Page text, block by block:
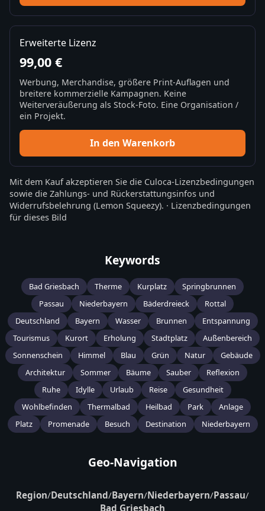
Erweiterte Lizenz
99,00 €
Werbung, Merchandise, größere Print-Auflagen und
breitere kommerzielle Kampagnen. Keine
Weiterveräußerung als Stock-Foto. Eine Organisation /
ein Projekt.
In den Warenkorb
Mit dem Kauf akzeptieren Sie die Culoca-Lizenzbedingungen
sowie die Zahlungs- und Rückerstattungsinfos und
Widerrufsbelehrung (Lemon Squeezy). · Lizenzbedingungen
für dieses Bild
Keywords
Bad Griesbach Therme Kurplatz
Springbrunnen
Passau
Niederbayern Bäderdreieck
Rottal
Deutschland
Bayern Wasser Brunnen
Entspannung
Tourismus
Kurort Erholung Stadtplatz
Außenbereich
Sonnenschein
Himmel Blau Grün Natur
Gebäude
Architektur
Sommer Bäume Sauber
Reflexion
Ruhe
Idylle Urlaub Reise
Gesundheit
Wohlbefinden
Thermalbad Heilbad Park
Anlage
Platz
Promenade Besuch Destination Niederbayern
Geo-Navigation
Region/Deutschland/Bayern/Niederbayern/Passau/
Bad Griesbach